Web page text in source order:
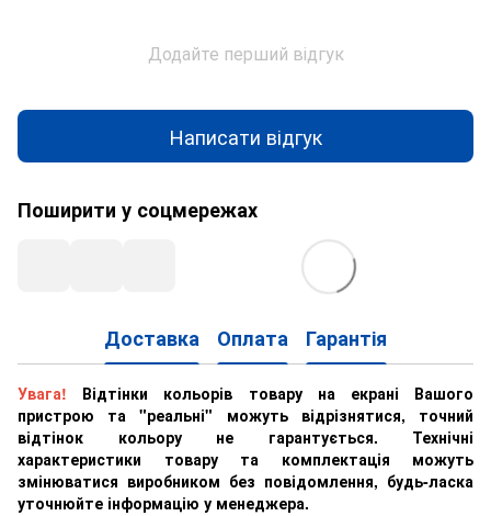
Додайте перший відгук
Написати відгук
Поширити у соцмережах
Доставка Оплата Гарантія
Увага! Відтінки кольорів товару на екрані Вашого
пристрою та "реальні" можуть відрізнятися, точний
відтінок кольору не гарантується. Технічні
характеристики товару та комплектація можуть
змінюватися виробником без повідомлення, будь-ласка
уточнюйте інформацію у менеджера.